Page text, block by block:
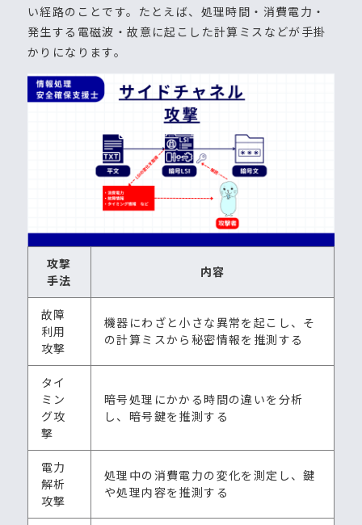
い経路のことです。たとえば、処理時間・消費電力・
発生する電磁波・故意に起こした計算ミスなどが手掛
かりになります。
攻撃
手法
内容
故障
利用
攻撃
機器にわざと小さな異常を起こし、そ
の計算ミスから秘密情報を推測する
タイ
ミン
グ攻
撃
暗号処理にかかる時間の違いを分析
し、暗号鍵を推測する
電力
解析
攻撃
処理中の消費電力の変化を測定し、鍵
や処理内容を推測する